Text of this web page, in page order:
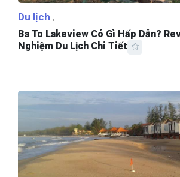
Du lịch
Ba To Lakeview Có Gì Hấp Dẫn?
Nghiệm Du Lịch Chi Tiết